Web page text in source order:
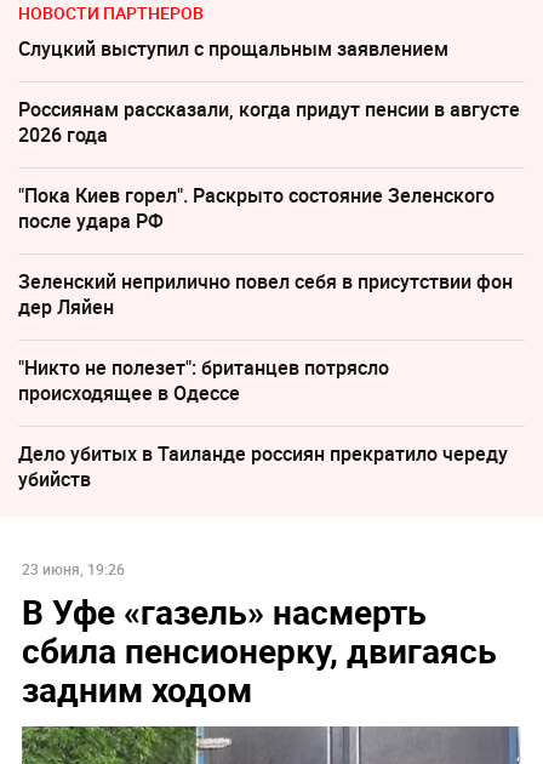
НОВОСТИ ПАРТНЕРОВ
Слуцкий выступил с прощальным заявлением
Россиянам рассказали, когда придут пенсии в августе
2026 года
"Пока Киев горел". Раскрыто состояние Зеленского
после удара РФ
Зеленский неприлично повел cебя в присутствии фон
дер Ляйен
"Никто не полезет": британцев потрясло
происходящее в Одессе
Дело убитых в Таиланде россиян прекратило череду
убийств
23 июня, 19:26
В Уфе «газель» насмерть
сбила пенсионерку, двигаясь
задним ходом